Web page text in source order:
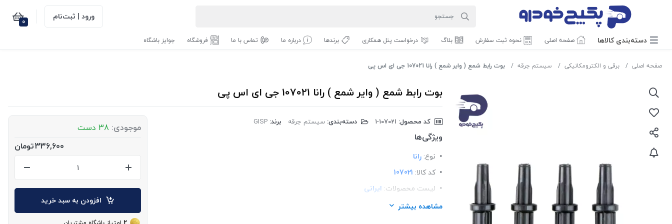
ورود | ثبت‌نام 0
دسته‌بندی‌ کالاها صفحه اصلی نحوه ثبت سفارش بلاگ درخواست پنل همکاری برندها درباره ما تماس با ما فروشگاه جوایز باشگاه
صفحه اصلی برقی و الکترومکانیکی سیستم جرقه بوت رابط شمع ( وایر شمع ) رانا 107021 جی ای اس پی
بوت رابط شمع ( وایر شمع ) رانا 107021 جی ای اس پی
کد محصول: دسته‌بندی: سیستم جرقه برند: GISP
ویژگی‌ها
نوع: رانا
کد کالا: 107021
لیست محصولات: ایرانی
برند:GISP
مشاهده بیشتر
موجودی: 38 دست
336,600تومان
افزودن به سبد خرید